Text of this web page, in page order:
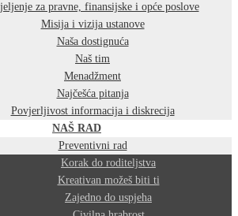
za pravne, finansijske i opće poslove
Misija i vizija ustanove
Naša dostignuća
Naš tim
Menadžment
Najčešća pitanja
Povjerljivost informacija i diskrecija
NAŠ RAD
Preventivni rad
Korak do roditeljstva
Kreativan možeš biti ti
Zajedno do uspjeha